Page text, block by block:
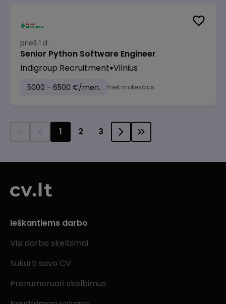
prieš 1 d.
Senior Python Software Engineer
Indigroup Recruitment Vilnius
5000 - 6500 €/mėn. Prieš mokesčius
1 2 3
Ieškantiems darbo
Visi darbo skelbimai
Sukurti savo CV
Prenumeruoti skelbimus